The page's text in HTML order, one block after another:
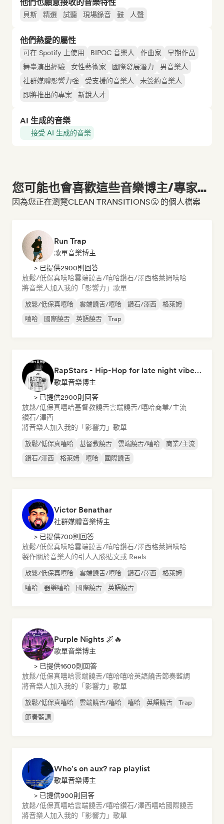
他們也願意接收的音樂特性
貝斯 精選 試聽 現場錄音 鼓 人聲
他們熱愛的屬性
可在 Spotify 上使用 BIPOC 音樂人 作曲家
早期作品
舞臺演出經驗
女性藝術家 國際發展潛力
男音樂人
社群媒體影響力強
受支援的音樂人
未簽約音樂人
即將推出的專案
新銳人才
AI 生成的音樂
接受 AI 生成的音樂
您可能也會喜歡這些音樂博主/專家...
因為您正在瀏覽CLEAN TRANSITIONS😤 的個人檔案
Run Trap
歌單音樂博主
> 已提供2900則回答
放鬆/低保真嘻哈雲端饒舌/嘻哈鑽石/澤西格萊姆嘻哈
將音樂人加入我的「影響力」歌單
放鬆/低保真嘻哈 雲端饒舌/嘻哈 鑽石/澤西
格萊姆
嘻哈
國際饒舌 英語饒舌 Trap
RapStars - Hip-Hop for late night vibes (by Music Outsider)
歌單音樂博主
> 已提供2900則回答
放鬆/低保真嘻哈基督教饒舌雲端饒舌/嘻哈商業/主流
鑽石/澤西
將音樂人加入我的「影響力」歌單
放鬆/低保真嘻哈 基督教饒舌 雲端饒舌/嘻哈
商業/主流
鑽石/澤西
格萊姆 嘻哈 國際饒舌
Victor Benathar
社群媒體音樂博主
> 已提供700則回答
放鬆/低保真嘻哈雲端饒舌/嘻哈鑽石/澤西格萊姆嘻哈
製作關於音樂人的引人入勝貼文或 Reels
放鬆/低保真嘻哈 雲端饒舌/嘻哈 鑽石/澤西
格萊姆
嘻哈
器樂嘻哈 國際饒舌 英語饒舌
Purple Nights 🌌🔥
歌單音樂博主
> 已提供1600則回答
放鬆/低保真嘻哈雲端饒舌/嘻哈嘻哈英語饒舌節奏藍調
將音樂人加入我的「影響力」歌單
放鬆/低保真嘻哈 雲端饒舌/嘻哈 嘻哈 英語饒舌
Trap
節奏藍調
Who's on aux? rap playlist
歌單音樂博主
> 已提供900則回答
放鬆/低保真嘻哈雲端饒舌/嘻哈鑽石/澤西嘻哈國際饒舌
將音樂人加入我的「影響力」歌單